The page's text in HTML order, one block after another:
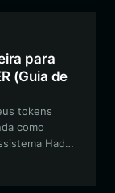
para
(Guia de
tokens
como
Had
alto